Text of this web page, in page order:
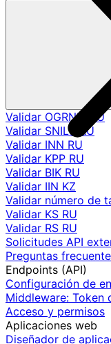
Validar OGRNIP RU
Validar SNILS RU
Validar INN RU
Validar KPP RU
Validar BIK RU
Validar IIN KZ
Validar número de
Validar KS RU
Validar RS RU
Solicitudes API
Preguntas
Endpoints (API)
Configuración de
Middleware: Token
Acceso y permisos
Aplicaciones web
Diseñador de